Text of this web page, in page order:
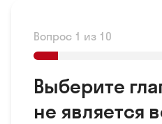
Вопрос 1 из 10
Выберите
не является